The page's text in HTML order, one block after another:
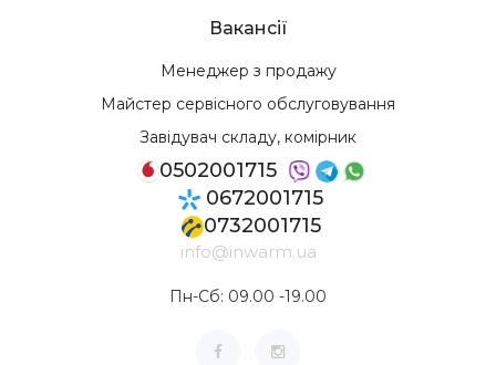
Вакансії
Менеджер з продажу
Майстер сервісного обслуговування
Завідувач складу, комірник
0502001715
0672001715
0732001715
info@inwarm.ua
Пн-Сб: 09.00 -19.00